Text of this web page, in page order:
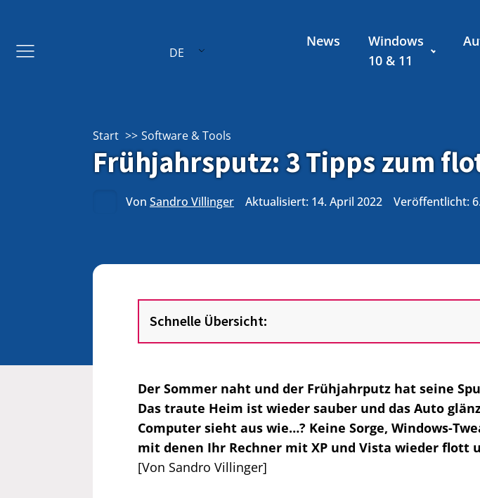
DE
News
Windows
10 & 11
Start Software & Tools
Frühjahrsputz: 3 Tipps zum
Von Sandro Villinger Aktualisiert: 14. April 2022 Veröffentlicht:
Schnelle Übersicht:
Der Sommer naht und der Frühjahrputz hat seine
Das traute Heim ist wieder sauber und das Auto
Computer sieht aus wie…? Keine Sorge, Windows-
mit denen Ihr Rechner mit XP und Vista wieder flott
[Von Sandro Villinger]